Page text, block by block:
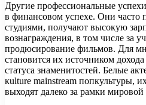
Другие профессиональные
в финансовом успехе. Они часто
студиями, получают высокую
вознаграждения, в том числе за
продюсирование фильмов. Для
становится их источником
статуса знаменитостей. Белые
кulture mainstream попкультуры,
выходят далеко за рамки